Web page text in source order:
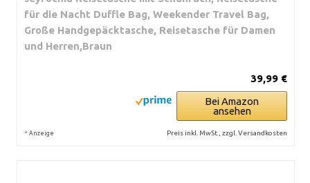
für die Nacht Duffle Bag, Weekender Travel Bag,
Große Handgepäcktasche, Reisetasche für Damen
und Herren,Braun
39,99 €
Bei Amazon
ansehen
* Anzeige Preis inkl. MwSt., zzgl. Versandkosten